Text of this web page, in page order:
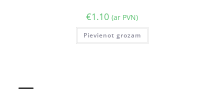
€1.10 (ar PVN)
Pievienot grozam